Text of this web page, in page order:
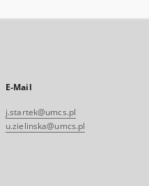
E-Mail
j.startek@umcs.pl
u.zielinska@umcs.pl